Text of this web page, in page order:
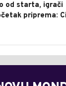
od starta, igrači
priprema: